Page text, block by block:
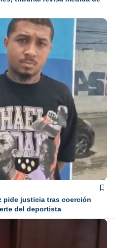
pide justicia tras coerción
del deportista